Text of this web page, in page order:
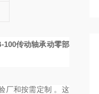
100传动轴承动零部
厂和按需定制 。这